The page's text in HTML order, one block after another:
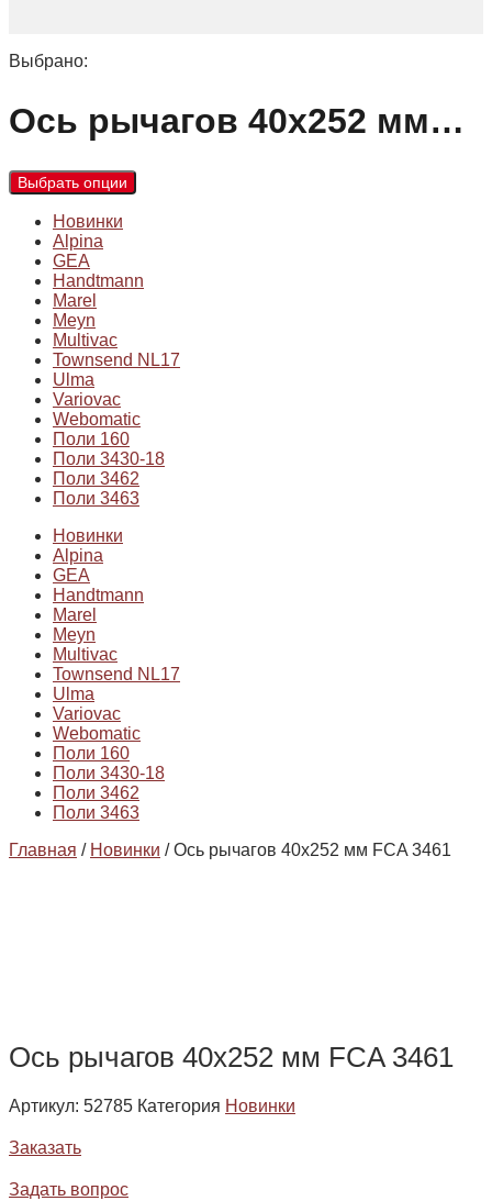
Выбрано:
Ось рычагов 40х252 мм…
Выбрать опции
Новинки
Alpina
GEA
Handtmann
Marel
Meyn
Multivac
Townsend NL17
Ulma
Variovac
Webomatic
Поли 160
Поли 3430-18
Поли 3462
Поли 3463
Новинки
Alpina
GEA
Handtmann
Marel
Meyn
Multivac
Townsend NL17
Ulma
Variovac
Webomatic
Поли 160
Поли 3430-18
Поли 3462
Поли 3463
Главная / Новинки / Ось рычагов 40х252 мм FCA 3461
Ось рычагов 40х252 мм FCA 3461
Артикул: 52785 Категория Новинки
Заказать
Задать вопрос